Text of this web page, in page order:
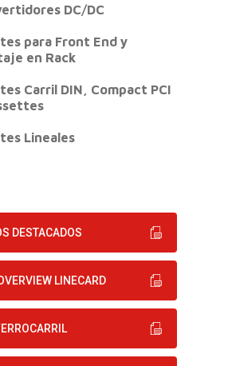
DC/DC
para Front End y
en Rack
Carril DIN, Compact PCI
Lineales
DESTACADOS
LINECARD